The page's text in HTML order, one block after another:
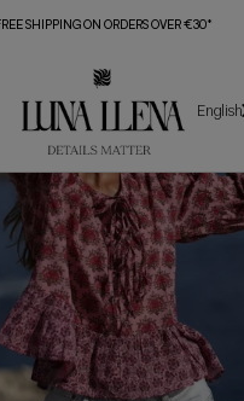
SHIPPING ON ORDERS OVER €30*
English